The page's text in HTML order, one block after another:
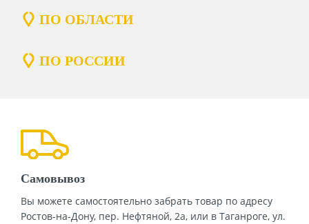
ПО ОБЛАСТИ
ПО РОССИИ
Самовывоз
Вы можете самостоятельно забрать товар по адресу
Ростов-на-Дону, пер. Нефтяной, 2а, или в Таганроге, ул.